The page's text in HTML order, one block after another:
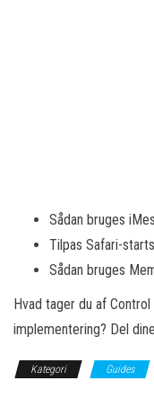
Sådan bruges
Tilpas Safari-
Sådan bruges
Hvad tager du af
implementering? Del
Kategori Guides